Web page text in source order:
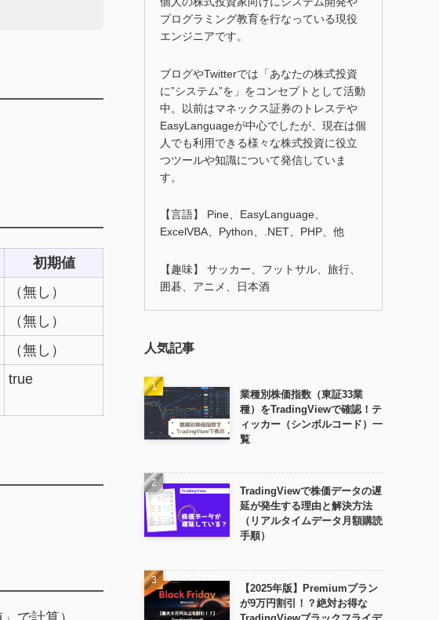
初期値
（無し）
（無し）
（無し）
true
プログラミング教育を行なっている現役
エンジニアです。
ブログやTwitterでは「あなたの株式投資
に”システム”を」をコンセプトとして活動
中。以前はマネックス証券のトレステや
EasyLanguageが中心でしたが、現在は個
人でも利用できる様々な株式投資に役立
つツールや知識について発信していま
す。
【言語】 Pine、EasyLanguage、
ExcelVBA、Python、.NET、PHP、他
【趣味】 サッカー、フットサル、旅行、
囲碁、アニメ、日本酒
人気記事
業種別株価指数（東証33業
種）をTradingViewで確認！テ
ィッカー（シンボルコード）一
覧
TradingViewで株価データの遅
延が発生する理由と解決方法
（リアルタイムデータ月額購読
手順）
【2025年版】Premiumプラン
が9万円割引！？絶対お得な